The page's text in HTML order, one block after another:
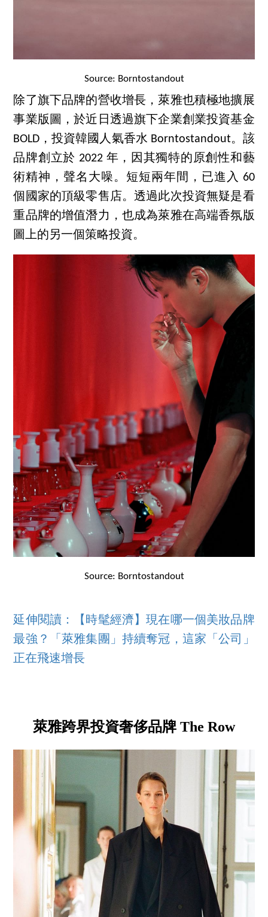
Source: Borntostandout
除了旗下品牌的營收增長，萊雅也積極地擴展
事業版圖，於近日透過旗下企業創業投資基金
BOLD，投資韓國人氣香水 Borntostandout。該
品牌創立於 2022 年，因其獨特的原創性和藝
術精神，聲名大噪。短短兩年間，已進入 60
個國家的頂級零售店。透過此次投資無疑是看
重品牌的增值潛力，也成為萊雅在高端香氛版
圖上的另一個策略投資。
Source: Borntostandout
延伸閱讀：【時髦經濟】現在哪一個美妝品牌
最強？「萊雅集團」持續奪冠，這家「公司」
正在飛速增長
萊雅跨界投資奢侈品牌 The Row